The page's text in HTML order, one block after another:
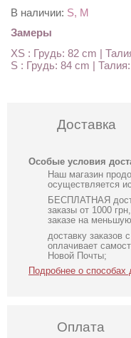
В наличии: S, M
Замеры
XS : Грудь: 82 cm |
S : Грудь: 84 cm |
Доставка
Особые условия
Наш магазин
осуществляется
БЕСПЛАТНАЯ
заказы от 1000
заказе на
доставку заказов
оплачивает
Новой Почты;
Подробнее о способах
Оплата